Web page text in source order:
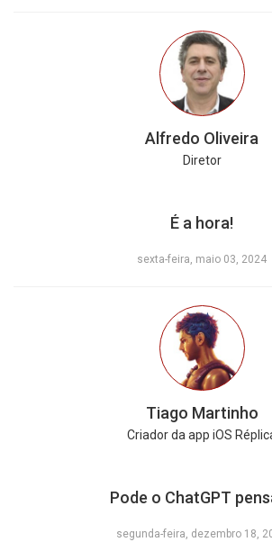
Alfredo Oliveira
Diretor
É a hora!
sexta-feira, maio 03, 2024
Tiago Martinho
Criador da app iOS
Pode o ChatGPT
segunda-feira, dezembro 18,